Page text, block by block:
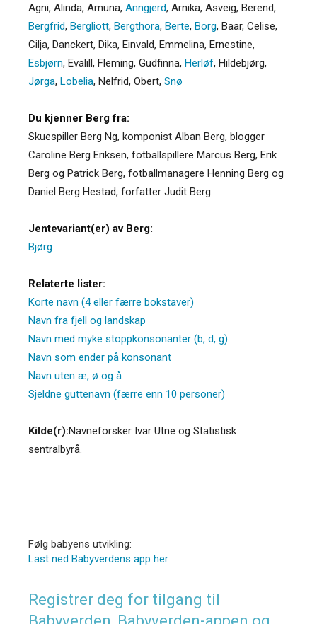
Agni, Alinda, Amuna, Anngjerd, Arnika, Asveig, Berend,
Bergfrid, Bergliott, Bergthora, Berte, Borg, Baar, Celise,
Cilja, Danckert, Dika, Einvald, Emmelina, Ernestine,
Esbjørn, Evalill, Fleming, Gudfinna, Herløf, Hildebjørg,
Jørga, Lobelia, Nelfrid, Obert, Snø
Du kjenner Berg fra:
Skuespiller Berg Ng, komponist Alban Berg, blogger
Caroline Berg Eriksen, fotballspillere Marcus Berg, Erik
Berg og Patrick Berg, fotballmanagere Henning Berg og
Daniel Berg Hestad, forfatter Judit Berg
Jentevariant(er) av Berg:
Bjørg
Relaterte lister:
Korte navn (4 eller færre bokstaver)
Navn fra fjell og landskap
Navn med myke stoppkonsonanter (b, d, g)
Navn som ender på konsonant
Navn uten æ, ø og å
Sjeldne guttenavn (færre enn 10 personer)
Kilde(r):Navneforsker Ivar Utne og Statistisk
sentralbyrå.
Følg babyens utvikling:
Last ned Babyverdens app her
Registrer deg for tilgang til